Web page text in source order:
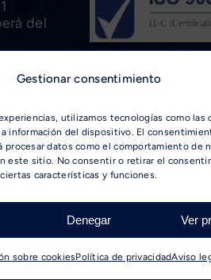
Gestionar consentimiento
utilizamos tecnologías como las
información del dispositivo. El
datos como el comportamiento de
este sitio. No consentir o retirar el
características y funciones.
Denegar Ver
sobre cookiesPolítica de privacidadAviso
del
nosotros|Diseño web: qualitystudio